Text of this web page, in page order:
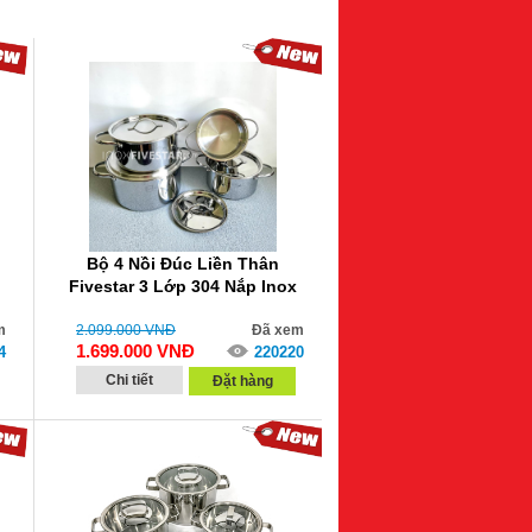
Bộ 4 Nồi Đúc Liền Thân
Fivestar 3 Lớp 304 Nắp Inox
2.099.000VNĐ
1.699.000 VNĐ
Đã xem
220220
Chi tiết Đặt hàng